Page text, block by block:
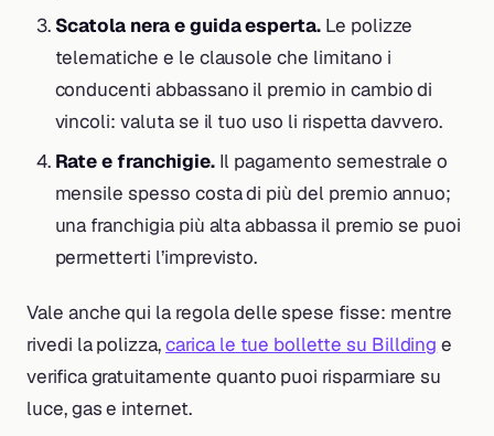
Scatola nera e guida esperta. Le polizze
telematiche e le clausole che limitano i
conducenti abbassano il premio in cambio di
vincoli: valuta se il tuo uso li rispetta davvero.
Rate e franchigie.Il pagamento semestrale o
mensile spesso costa di più del premio annuo;
una franchigia più alta abbassa il premio se puoi
permetterti l’imprevisto.
Vale anche qui la regola delle spese fisse: mentre
rivedi la polizza,carica le tue bollette su Billding e
verifica gratuitamente quanto puoi risparmiare su
luce, gas e internet.